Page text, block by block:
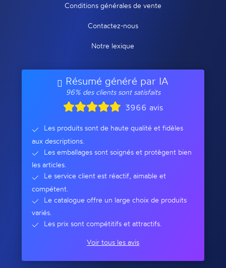
Conditions générales de vente
Contactez-nous
Notre lexique
Résumé généré par IA
96% des clients sont satisfaits
3966 avis
Les produits sont de haute qualité et fidèles
aux descriptions.
Les emballages sont soignés et protègent bien
les articles.
Le service client est réactif, aimable et
compétent.
Le catalogue offre un large choix de produits
variés.
Les prix sont compétitifs et attractifs.
Voir tous les avis